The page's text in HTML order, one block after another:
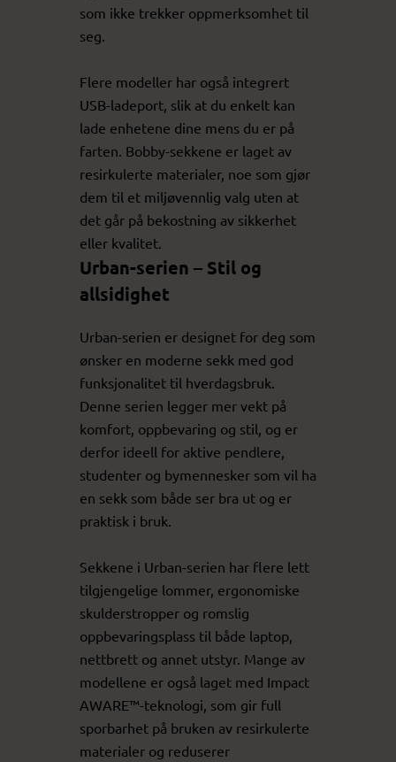
som ikke trekker oppmerksomhet til
seg.
Flere modeller har også integrert
USB-ladeport, slik at du enkelt kan
lade enhetene dine mens du er på
farten. Bobby-sekkene er laget av
resirkulerte materialer, noe som gjør
dem til et miljøvennlig valg uten at
det går på bekostning av sikkerhet
eller kvalitet.
Urban-serien – Stil og
allsidighet
Urban-serien er designet for deg som
ønsker en moderne sekk med god
funksjonalitet til hverdagsbruk.
Denne serien legger mer vekt på
komfort, oppbevaring og stil, og er
derfor ideell for aktive pendlere,
studenter og bymennesker som vil ha
en sekk som både ser bra ut og er
praktisk i bruk.
Sekkene i Urban-serien har flere lett
tilgjengelige lommer, ergonomiske
skulderstropper og romslig
oppbevaringsplass til både laptop,
nettbrett og annet utstyr. Mange av
modellene er også laget med Impact
AWARE™-teknologi, som gir full
sporbarhet på bruken av resirkulerte
materialer og reduserer